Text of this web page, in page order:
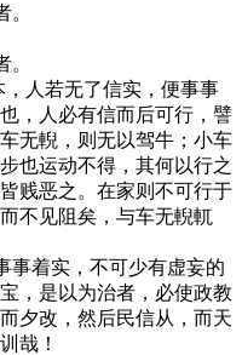
人若无了信实，便事事
，人必有信而后可行，譬
无輗，则无以驾牛；小车
也运动不得，其何以行之
贱恶之。在家则不可行于
不见阻矣，与车无輗軏
事着实，不可少有虚妄的
，是以为治者，必使政教
夕改，然后民信从，而天
哉！